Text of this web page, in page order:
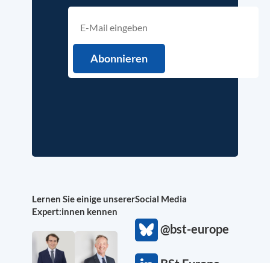
Lernen Sie einige unserer
Expert:innen kennen
Social Media
@bst-europe